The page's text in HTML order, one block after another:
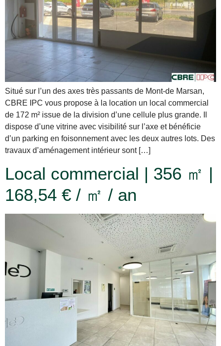
Situé sur l’un des axes très passants de Mont-de Marsan,
CBRE IPC vous propose à la location un local commercial
de 172 m² issue de la division d’une cellule plus grande. Il
dispose d’une vitrine avec visibilité sur l’axe et bénéficie
d’un parking en foisonnement avec les deux autres lots. Des
travaux d’aménagement intérieur sont […]
Local commercial | 356 ㎡ |
168,54 € / ㎡ / an